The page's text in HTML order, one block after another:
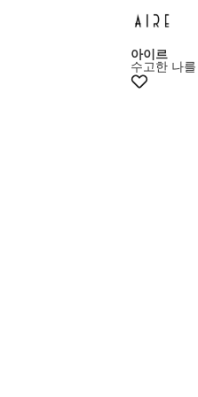
아이르
수고한 나